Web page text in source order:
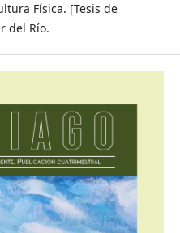
Física. [Tesis de
del Río.